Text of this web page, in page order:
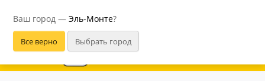
Ваш город — Эль-Монте?
В приложении удобнее